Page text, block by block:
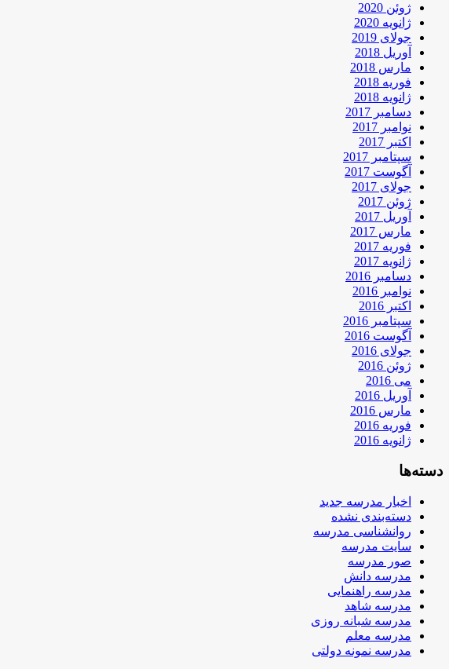
ژوئن 2020
ژانویه 2020
جولای 2019
آوریل 2018
مارس 2018
فوریه 2018
ژانویه 2018
دسامبر 2017
نوامبر 2017
اکتبر 2017
سپتامبر 2017
آگوست 2017
جولای 2017
ژوئن 2017
آوریل 2017
مارس 2017
فوریه 2017
ژانویه 2017
دسامبر 2016
نوامبر 2016
اکتبر 2016
سپتامبر 2016
آگوست 2016
جولای 2016
ژوئن 2016
می 2016
آوریل 2016
مارس 2016
فوریه 2016
ژانویه 2016
دسته‌ها
اخبار مدرسه جدید
دسته‌بندی نشده
روانشناسی مدرسه
سایت مدرسه
صور مدرسه
مدرسه دانش
مدرسه راهنمایی
مدرسه شاهد
مدرسه شبانه روزی
مدرسه معلم
مدرسه نمونه دولتی